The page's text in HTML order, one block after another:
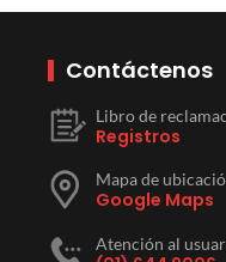
Contáctenos
Libro de
Registros
Mapa de
Google Maps
Atención al